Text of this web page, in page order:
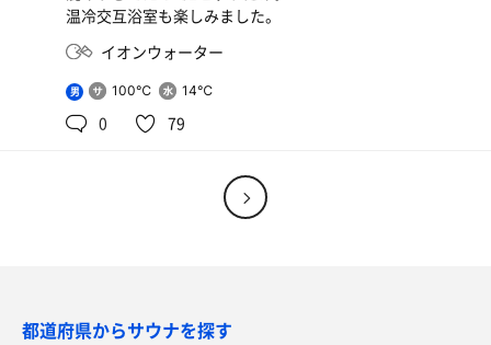
温冷交互浴室も楽しみました。
イオンウォーター
男 100℃ 14℃
0 79
都道府県からサウナを探す